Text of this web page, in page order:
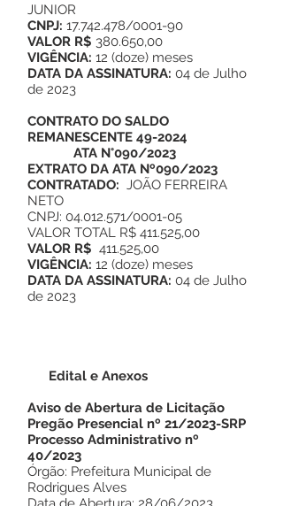
JUNIOR
CNPJ: 17.742.478/0001-90
VALOR R$ 380.650,00
VIGÊNCIA: 12 (doze) meses
DATA DA ASSINATURA: 04 de Julho
de 2023
CONTRATO DO SALDO
REMANESCENTE 49-2024
ATA N°090/2023
EXTRATO DA ATA Nº090/2023
CONTRATADO: JOÃO FERREIRA
NETO
CNPJ: 04.012.571/0001-05
VALOR TOTAL R$ 411.525,00
VALOR R$ 411.525,00
VIGÊNCIA: 12 (doze) meses
DATA DA ASSINATURA: 04 de Julho
de 2023
Edital e Anexos
Aviso de Abertura de Licitação
Pregão Presencial nº 21/2023-SRP
Processo Administrativo nº
40/2023
Órgão: Prefeitura Municipal de
Rodrigues Alves